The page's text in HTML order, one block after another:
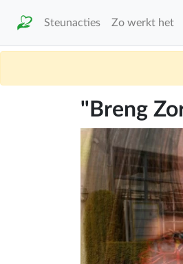
Steunacties Zo werkt het
"Breng